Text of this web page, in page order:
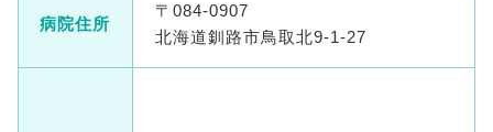
病院住所
〒084-0907
北海道釧路市鳥取北9-1-27